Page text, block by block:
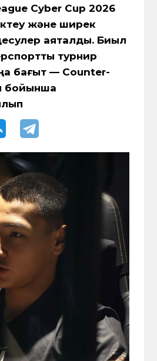
Cyber Cup 2026
және ширек
аяқталды. Биыл
турнир
бағыт — Counter-
бойынша